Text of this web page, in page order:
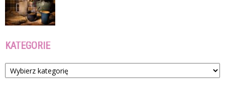
KATEGORIE
Kategorie